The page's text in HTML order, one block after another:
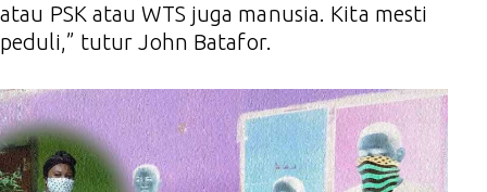
atau PSK atau WTS juga manusia. Kita mesti
peduli,” tutur John Batafor.